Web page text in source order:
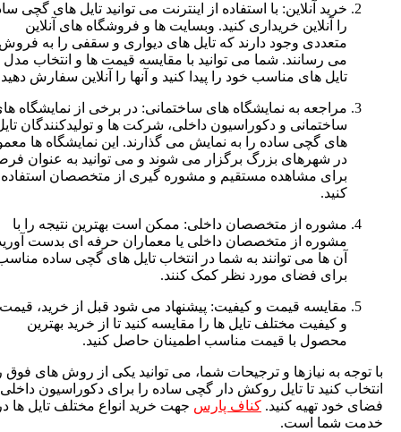
خرید آنلاین: با استفاده از اینترنت می توانید تایل های گچی ساده
را آنلاین خریداری کنید. وبسایت ها و فروشگاه های آنلاین
متعددی وجود دارند که تایل های دیواری و سقفی را به فروش
می رسانند. شما می توانید با مقایسه قیمت ها و انتخاب مدل ها،
تایل های مناسب خود را پیدا کنید و آنها را آنلاین سفارش دهید.
مراجعه به نمایشگاه های ساختمانی: در برخی از نمایشگاه های
ساختمانی و دکوراسیون داخلی، شرکت ها و تولیدکنندگان تایل
های گچی ساده را به نمایش می گذارند. این نمایشگاه ها معمولاً
در شهرهای بزرگ برگزار می شوند و می توانید به عنوان فرصتی
برای مشاهده مستقیم و مشوره گیری از متخصصان استفاده
مشوره از متخصصان داخلی: ممکن است بهترین نتیجه را با
مشوره از متخصصان داخلی یا معماران حرفه ای بدست آورید.
آن ها می توانند به شما در انتخاب تایل های گچی ساده مناسب
برای فضای مورد نظر کمک کنند.
مقایسه قیمت و کیفیت: پیشنهاد می شود قبل از خرید، قیمت ها
و کیفیت مختلف تایل ها را مقایسه کنید تا از خرید بهترین
محصول با قیمت مناسب اطمینان حاصل کنید.
به نیازها و ترجیحات شما، می توانید یکی از روش های فوق را
کنید تا تایل روکش دار گچی ساده را برای دکوراسیون داخلی
خود تهیه کنید.کناف پارس جهت خرید انواع مختلف تایل ها در
شما است.